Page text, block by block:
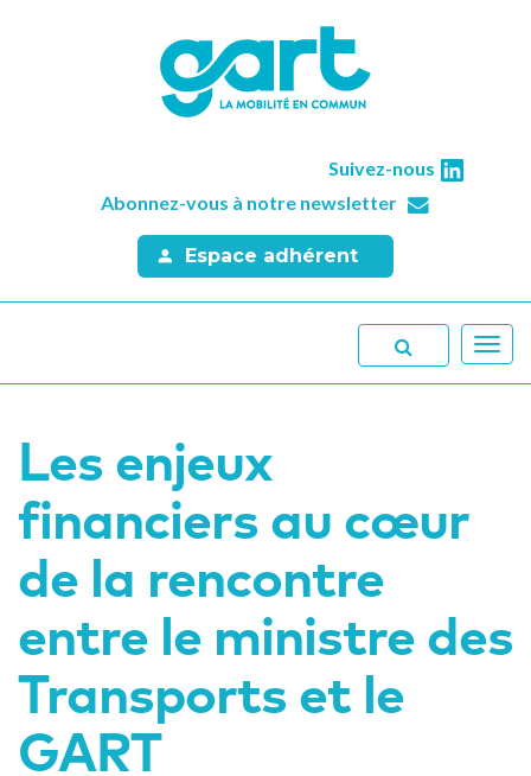
Suivez-nous
Abonnez-vous à notre newsletter
Espace adhérent
Les enjeux
financiers au cœur
de la rencontre
entre le ministre des
Transports et le
GART